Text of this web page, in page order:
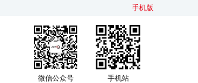
手机版
手机站
微信公众号